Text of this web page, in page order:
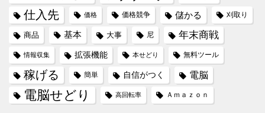
仕入先 価格 価格競争 儲かる 刈取り
商品 基本 大事 尼 年末商戦
情報収集 拡張機能 本せどり 無料ツール
稼げる 簡単 自信がつく 電脳
電脳せどり 高回転率 Ａｍａｚｏｎ